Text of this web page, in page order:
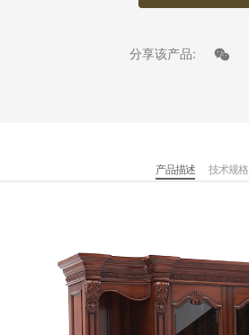
分享该产品:
产品描述 技术规格